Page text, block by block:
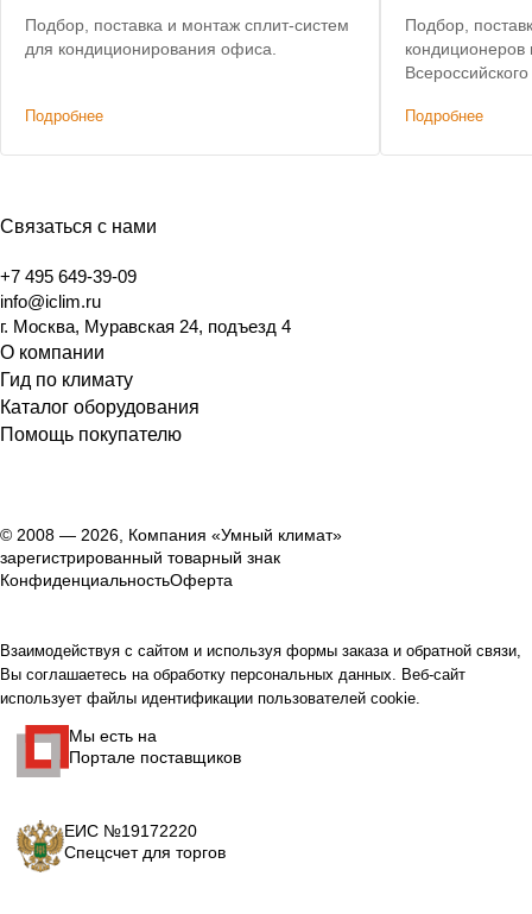
Подбор, поставка и монтаж сплит-систем
для кондиционирования офиса.
Подробнее
Подбор,
кондиционеров
Подробнее
Связаться с нами
+7 495 649-39-09
info@iclim.ru
г. Москва, Муравская 24, подъезд 4
О компании
Гид по климату
Каталог оборудования
Помощь покупателю
© 2008 — 2026, Компания «Умный климат»
зарегистрированный товарный знак
КонфиденциальностьОферта
Взаимодействуя с сайтом и используя формы заказа и обратной связи,
Вы соглашаетесь на обработку персональных данных. Веб-сайт
использует файлы идентификации пользователей cookie.
Мы есть на
Портале поставщиков
ЕИС №19172220
Спецсчет для торгов